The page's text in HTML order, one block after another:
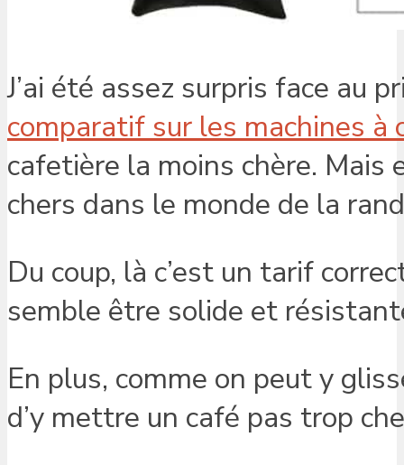
J’ai été assez surpris face au
comparatif sur les machines à
cafetière la moins chère.
chers dans le monde de la
Du coup, là c’est un tarif
semble être solide et
En plus, comme on peut y
d’y mettre un café pas trop